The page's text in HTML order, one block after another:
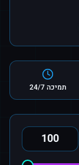
תמיכה 24/7